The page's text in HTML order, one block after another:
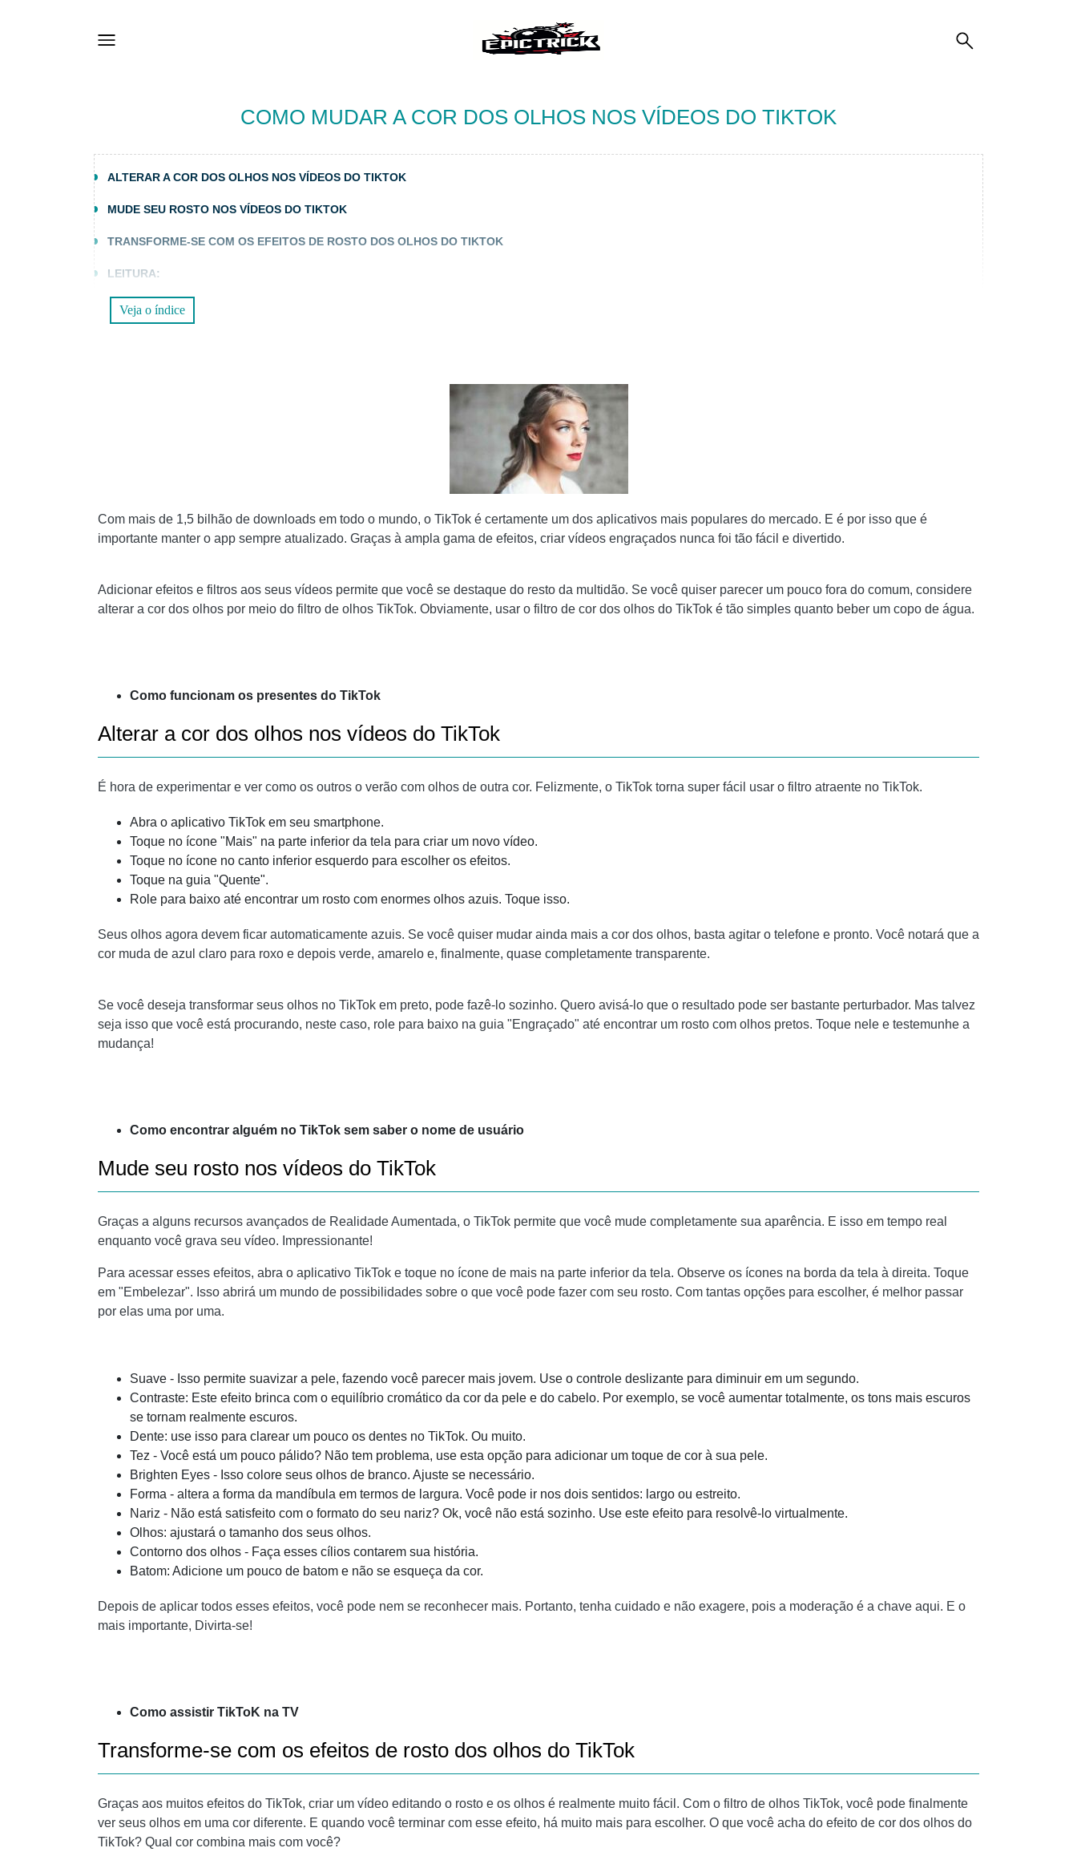
COMO MUDAR A COR DOS OLHOS NOS VÍDEOS DO TIKTOK
ALTERAR A COR DOS OLHOS NOS VÍDEOS DO TIKTOK
MUDE SEU ROSTO NOS VÍDEOS DO TIKTOK
TRANSFORME-SE COM OS EFEITOS DE ROSTO DOS OLHOS DO TIKTOK
LEITURA:
Veja o índice
Com mais de 1,5 bilhão de downloads em todo o mundo, o TikTok é certamente um dos aplicativos mais populares do mercado. E é por isso que é
importante manter o app sempre atualizado. Graças à ampla gama de efeitos, criar vídeos engraçados nunca foi tão fácil e divertido.
Adicionar efeitos e filtros aos seus vídeos permite que você se destaque do resto da multidão. Se você quiser parecer um pouco fora do comum, considere
alterar a cor dos olhos por meio do filtro de olhos TikTok. Obviamente, usar o filtro de cor dos olhos do TikTok é tão simples quanto beber um copo de água.
Como funcionam os presentes do TikTok
Alterar a cor dos olhos nos vídeos do TikTok
É hora de experimentar e ver como os outros o verão com olhos de outra cor. Felizmente, o TikTok torna super fácil usar o filtro atraente no TikTok.
Abra o aplicativo TikTok em seu smartphone.
Toque no ícone "Mais" na parte inferior da tela para criar um novo vídeo.
Toque no ícone no canto inferior esquerdo para escolher os efeitos.
Toque na guia "Quente".
Role para baixo até encontrar um rosto com enormes olhos azuis. Toque isso.
Seus olhos agora devem ficar automaticamente azuis. Se você quiser mudar ainda mais a cor dos olhos, basta agitar o telefone e pronto. Você notará que a
cor muda de azul claro para roxo e depois verde, amarelo e, finalmente, quase completamente transparente.
Se você deseja transformar seus olhos no TikTok em preto, pode fazê-lo sozinho. Quero avisá-lo que o resultado pode ser bastante perturbador. Mas talvez
seja isso que você está procurando, neste caso, role para baixo na guia "Engraçado" até encontrar um rosto com olhos pretos. Toque nele e testemunhe a
mudança!
Como encontrar alguém no TikTok sem saber o nome de usuário
Mude seu rosto nos vídeos do TikTok
Graças a alguns recursos avançados de Realidade Aumentada, o TikTok permite que você mude completamente sua aparência. E isso em tempo real
enquanto você grava seu vídeo. Impressionante!
Para acessar esses efeitos, abra o aplicativo TikTok e toque no ícone de mais na parte inferior da tela. Observe os ícones na borda da tela à direita. Toque
em "Embelezar". Isso abrirá um mundo de possibilidades sobre o que você pode fazer com seu rosto. Com tantas opções para escolher, é melhor passar
por elas uma por uma.
Suave - Isso permite suavizar a pele, fazendo você parecer mais jovem. Use o controle deslizante para diminuir em um segundo.
Contraste: Este efeito brinca com o equilíbrio cromático da cor da pele e do cabelo. Por exemplo, se você aumentar totalmente, os tons mais escuros
se tornam realmente escuros.
Dente: use isso para clarear um pouco os dentes no TikTok. Ou muito.
Tez - Você está um pouco pálido? Não tem problema, use esta opção para adicionar um toque de cor à sua pele.
Brighten Eyes - Isso colore seus olhos de branco. Ajuste se necessário.
Forma - altera a forma da mandíbula em termos de largura. Você pode ir nos dois sentidos: largo ou estreito.
Nariz - Não está satisfeito com o formato do seu nariz? Ok, você não está sozinho. Use este efeito para resolvê-lo virtualmente.
Olhos: ajustará o tamanho dos seus olhos.
Contorno dos olhos - Faça esses cílios contarem sua história.
Batom: Adicione um pouco de batom e não se esqueça da cor.
Depois de aplicar todos esses efeitos, você pode nem se reconhecer mais. Portanto, tenha cuidado e não exagere, pois a moderação é a chave aqui. E o
mais importante, Divirta-se!
Como assistir TikToK na TV
Transforme-se com os efeitos de rosto dos olhos do TikTok
Graças aos muitos efeitos do TikTok, criar um vídeo editando o rosto e os olhos é realmente muito fácil. Com o filtro de olhos TikTok, você pode finalmente
ver seus olhos em uma cor diferente. E quando você terminar com esse efeito, há muito mais para escolher. O que você acha do efeito de cor dos olhos do
TikTok? Qual cor combina mais com você?